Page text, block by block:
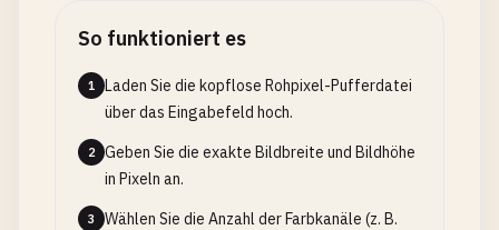
So funktioniert es
1
Laden Sie die kopflose Rohpixel-Pufferdatei
über das Eingabefeld hoch.
2
Geben Sie die exakte Bildbreite und Bildhöhe
in Pixeln an.
3
Wählen Sie die Anzahl der Farbkanäle (z. B.